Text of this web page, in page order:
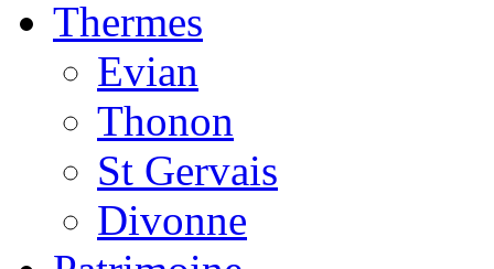
Thermes
Evian
Thonon
St Gervais
Divonne